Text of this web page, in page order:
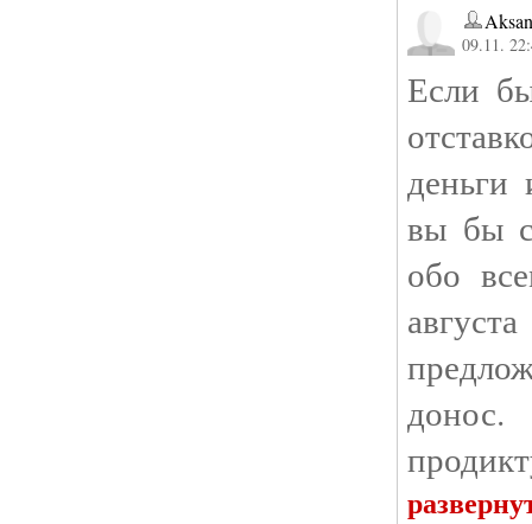
09.11.
Если
деньги
вы бы
обо